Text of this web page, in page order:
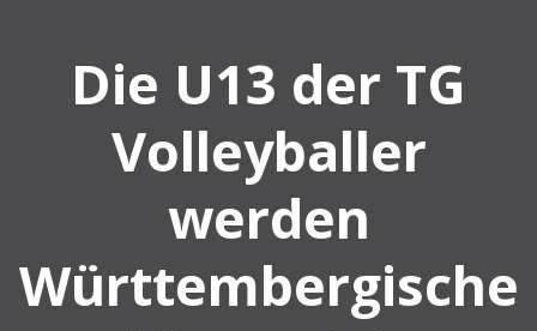
Die U13 der TG
Volleyballer
werden
Württembergische